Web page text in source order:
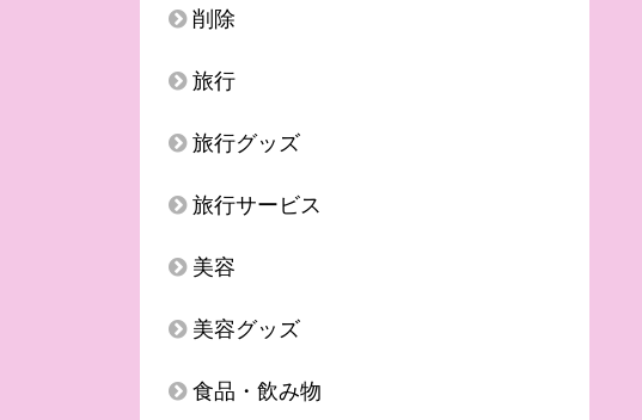
削除
旅行
旅行グッズ
旅行サービス
美容
美容グッズ
食品・飲み物